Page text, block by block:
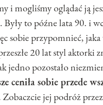
i mogliśmy oglądać ją
Były to późne lata 90. i
sobie przypomnieć,
20 lat styl aktorki
jedno pozostało
ceniła sobie przede
Zobaczcie jej podróż